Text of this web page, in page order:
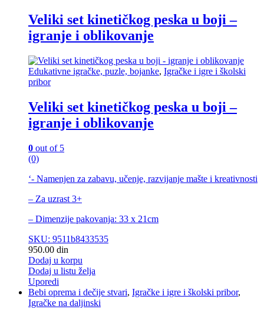
Veliki set kinetičkog peska u boji –
igranje i oblikovanje
Edukativne igračke, puzle, bojanke, Igračke i igre i školski
pribor
Veliki set kinetičkog peska u boji –
igranje i oblikovanje
0 out of 5
(0)
‘- Namenjen za zabavu, učenje, razvijanje mašte i kreativnosti
– Za uzrast 3+
– Dimenzije pakovanja: 33 x 21cm
SKU: 9511b8433535
950.00 din
Dodaj u korpu
Dodaj u listu želja
Uporedi
Bebi oprema i dečije stvari, Igračke i igre i školski pribor,
Igračke na daljinski